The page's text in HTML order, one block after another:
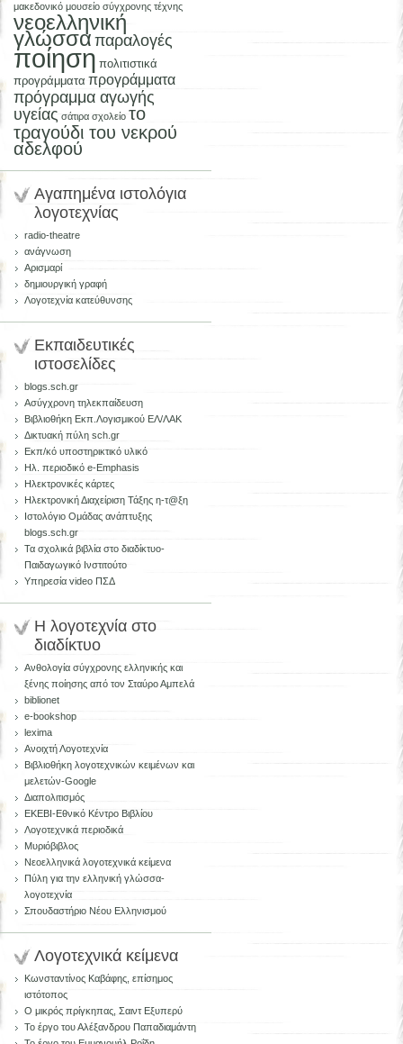
μακεδονικό μουσείο σύγχρονης τέχνης
νεοελληνική
γλώσσα παραλογές
ποίηση πολιτιστικά
προγράμματα προγράμματα
πρόγραμμα αγωγής
υγείας σάτιρα σχολείο το
τραγούδι του νεκρού
αδελφού
Αγαπημένα ιστολόγια
λογοτεχνίας
radio-theatre
ανάγνωση
Αρισμαρί
δημιουργική γραφή
Λογοτεχνία κατεύθυνσης
Εκπαιδευτικές
ιστοσελίδες
blogs.sch.gr
Ασύγχρονη τηλεκπαίδευση
Βιβλιοθήκη Εκπ.Λογισμικού ΕΛ/ΛΑΚ
Δικτυακή πύλη sch.gr
Εκπ/κό υποστηρικτικό υλικό
Ηλ. περιοδικό e-Emphasis
Ηλεκτρονικές κάρτες
Ηλεκτρονική Διαχείριση Τάξης η-τ@ξη
Ιστολόγιο Ομάδας ανάπτυξης
blogs.sch.gr
Τα σχολικά βιβλία στο διαδίκτυο-
Παιδαγωγικό Ινστιτούτο
Υπηρεσία video ΠΣΔ
Η λογοτεχνία στο
διαδίκτυο
Aνθολογία σύγχρονης ελληνικής και
ξένης ποίησης από τον Σταύρο Αμπελά
biblionet
e-bookshop
lexima
Ανοιχτή Λογοτεχνία
Βιβλιοθήκη λογοτεχνικών κειμένων και
μελετών-Google
Διαπολιτισμός
ΕΚΕΒΙ-Εθνικό Κέντρο Βιβλίου
Λογοτεχνικά περιοδικά
Μυριόβιβλος
Νεοελληνικά λογοτεχνικά κείμενα
Πύλη για την ελληνική γλώσσα-
λογοτεχνία
Σπουδαστήριο Νέου Ελληνισμού
Λογοτεχνικά κείμενα
Κωνσταντίνος Καβάφης, επίσημος
ιστότοπος
Ο μικρός πρίγκηπας, Σαιντ Εξυπερύ
Το έργο του Αλέξανδρου Παπαδιαμάντη